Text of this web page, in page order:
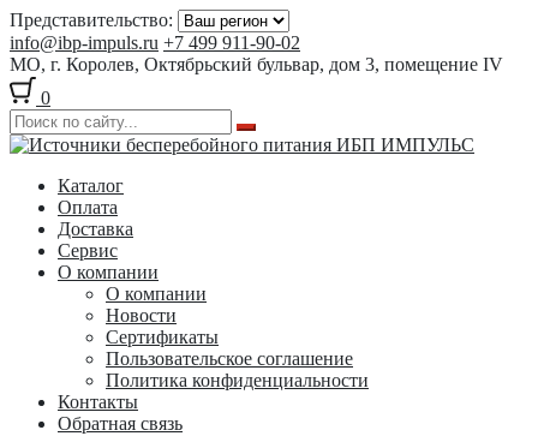
Представительство:
info@ibp-impuls.ru +7 499 911-90-02
МО, г. Королев, Октябрьский бульвар, дом 3, помещение IV
0
Перейти
навигации
Перейти
содержимому
Каталог
Оплата
Доставка
Сервис
О компании
О компании
Новости
Сертификаты
Пользовательское соглашение
Политика конфиденциальности
Контакты
Обратная связь